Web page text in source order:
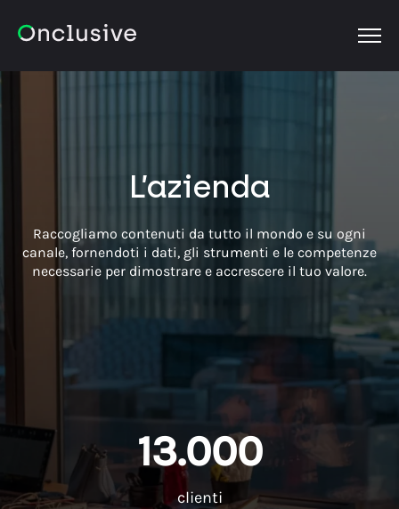
L’azienda
Raccogliamo contenuti da tutto il mondo e su ogni
canale, fornendoti i dati, gli strumenti e le competenze
necessarie per dimostrare e accrescere il tuo valore.
13.000
clienti